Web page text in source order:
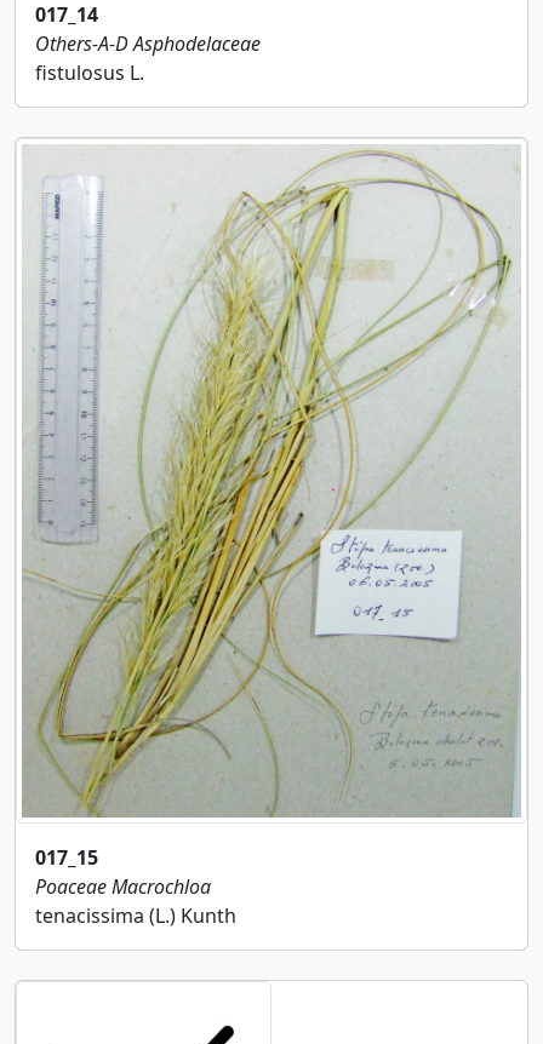
017_14
Others-A-DAsphodelaceae
fistulosus L.
017_15
PoaceaeMacrochloa
tenacissima (L.) Kunth